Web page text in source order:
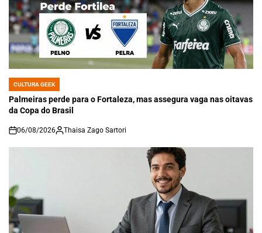
POSTED
IN
CULTURA GEEK
Palmeiras perde para o Fortaleza, mas assegura vaga nas oitavas
da Copa do Brasil
on
06/08/2026 Thaisa Zago Sartori